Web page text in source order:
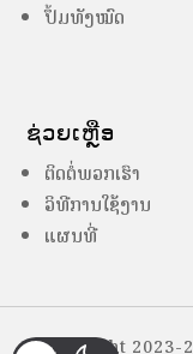
ປຶ້ມທັງໝົດ
ຊ່ວຍເຫຼືອ
ຕິດຕໍ່ພວກເຮົາ
ວິທີການໃຊ້ງານ
ແຜນທີ່
Copyright 2023-